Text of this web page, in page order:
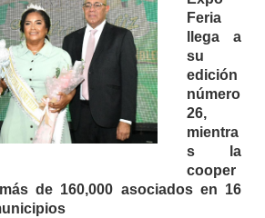
Feria
llega a
su
edición
número
26,
mientra
s la
cooper
de 160,000 asociados en 16